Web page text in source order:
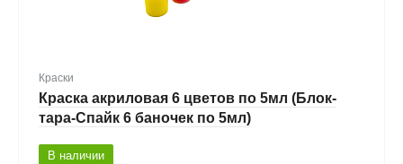
Краски
Краска акриловая 6 цветов по 5мл (Блок-
тара-Спайк 6 баночек по 5мл)
В наличии